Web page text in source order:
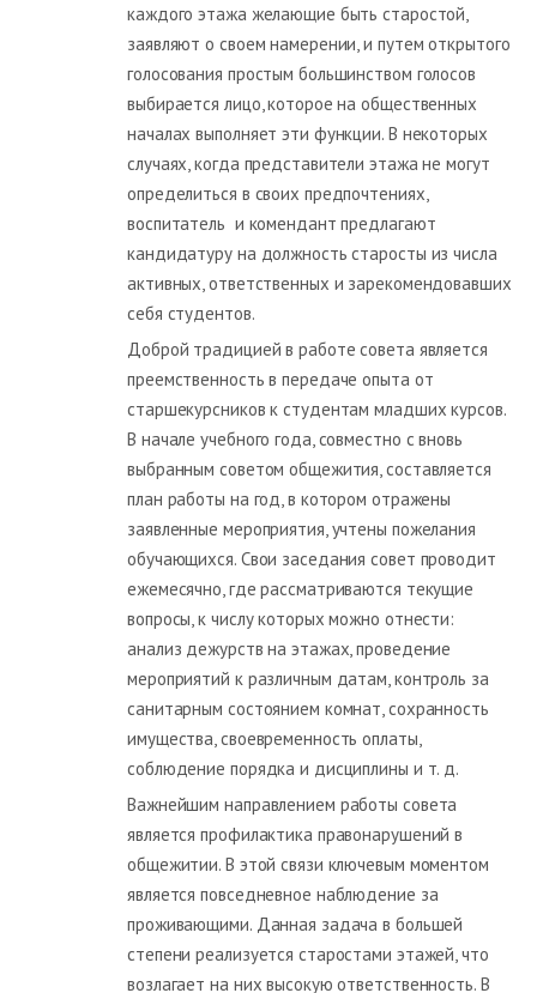
каждого этажа желающие быть старостой,
заявляют о своем намерении, и путем открытого
голосования простым большинством голосов
выбирается лицо, которое на общественных
началах выполняет эти функции. В некоторых
случаях, когда представители этажа не могут
определиться в своих предпочтениях,
воспитатель и комендант предлагают
кандидатуру на должность старосты из числа
активных, ответственных и зарекомендовавших
себя студентов.
Доброй традицией в работе совета является
преемственность в передаче опыта от
старшекурсников к студентам младших курсов.
В начале учебного года, совместно с вновь
выбранным советом общежития, составляется
план работы на год, в котором отражены
заявленные мероприятия, учтены пожелания
обучающихся. Свои заседания совет проводит
ежемесячно, где рассматриваются текущие
вопросы, к числу которых можно отнести:
анализ дежурств на этажах, проведение
мероприятий к различным датам, контроль за
санитарным состоянием комнат, сохранность
имущества, своевременность оплаты,
соблюдение порядка и дисциплины и т. д.
Важнейшим направлением работы совета
является профилактика правонарушений в
общежитии. В этой связи ключевым моментом
является повседневное наблюдение за
проживающими. Данная задача в большей
степени реализуется старостами этажей, что
возлагает на них высокую ответственность. В